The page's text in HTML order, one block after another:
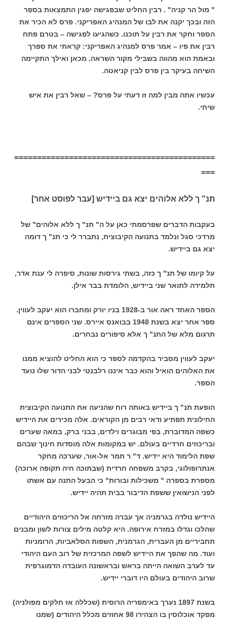
" מול הר קניה" . רבין החליט שבפגישה יפגין התמצאות בספר
הזה ובכך יקנה את לבו של המנהיג האפריקני. פרס לא הכיר את
הספר וחקר את רבין על תוכנו. כשהגיעו לפגישה – בטרם פתח
רבין את פיו – אמר פרס למנהיג האפריקני: קראתי את ספרך
ובאמת הוא מהווה בשבילי מקור השראה. מכאן ואילך התקיימה
השיחה בעיקר בין פרס לבין קניאטה.
עכשיו אתה מבין למה זו דעתי על פרס? – שאל רבין את איש
שיחי.
============================================
===
תנ" ך ללא אלוהים יצא גם ביידיש [עבר לפוסט אחר]
בעקבות הדברים שפרסמתי כאן על ה" תנ" ך ללא אלוהים" של
מרדכי סגל ונלמד בתנועה הקיבוצית, נתברר לי כי תנ" ך דומה
יצא גם ביידיש.
על קיומו של תנ" ך כזה, בשתי גירסות שונות, סיפרה לי ענת אדר,
תלמידה לתואר שני ביידיש, הלומדת בבר אילן.
הספר האחד ראה אור ב-1928 בניו יורק ומחברו הוא יעקב לעווין.
ספר אחר יצא בשנת 1948 בבואנס איירס. שני הספרים אינם
תרגום מלא של התנ" ך אלא סיפורים נבחרים.
יעקב לעווין מסביר בהקדמה לספר כי הוא החליט להוציא ממנו
את האלוהים הואיל והוא כבר איננו רלבנטי לבני הדור שלו נועד
הספר.
הופעת תנ" ך ביידיש באותה רוח שהניעה את התנועה הקיבוצית
החילונית תפתיע ודאי רבים מן הקוראים. אלה מכירים את היידיש
כשפה המדוברת, בפי מבוגרים וילדים, בבני ברק, במאה שערים
ובריכוזים חרדיים בעולם. יש במקומות אלה מוסדות חינוך שבהם
שפת הלימוד היא יידיש. ד" ר תמר אל-אור, שערכה מחקר
אנתרופולוגי, בקרב משפחה חרדית (שבתוכה חיה תקופה ארוכה)
מספרת בספרה " משכילות ובורות" כי הבעל התנה עם אשתו
לפני הנישואין ששפת הדיבור בבית תהיה יידיש.
היידיש נולדה בגרמניה אך עברה מזרחה אל הריכוזים היהודיים
שהלכו וגדלו במזרח אירופה. היא קלטה מילים צורות לשון ומבנים
תחביריים מן העברית, הגרמנית, השפות הסלאביות, הרומניות
ועוד. מה שהפך את היידיש לשפה המרכזית של רוב העם היהודי
עד לערב השואה הייתה בראש ובראשונה העובדה הדמוגרפית
שרוב היהודים בעולם היו דוברי יידיש.
בשנת 1897 נערך באימפריה הרוסית (שכללה אז חלקים מפולניה)
מפקד אוכלוסין בו הצהירו 98 אחוזים מכלל היהודים (שמנו